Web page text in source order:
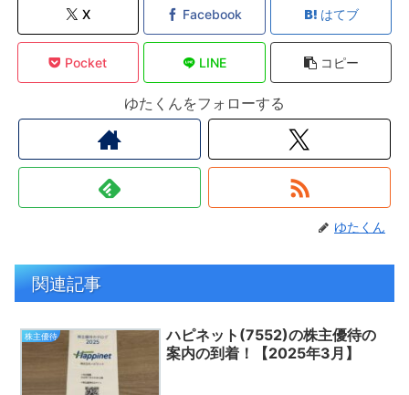
X Facebook はてブ
Pocket LINE コピー
ゆたくんをフォローする
ゆたくん
関連記事
株主優待
ハピネット(7552)の株主優待の
案内の到着！【2025年3月】